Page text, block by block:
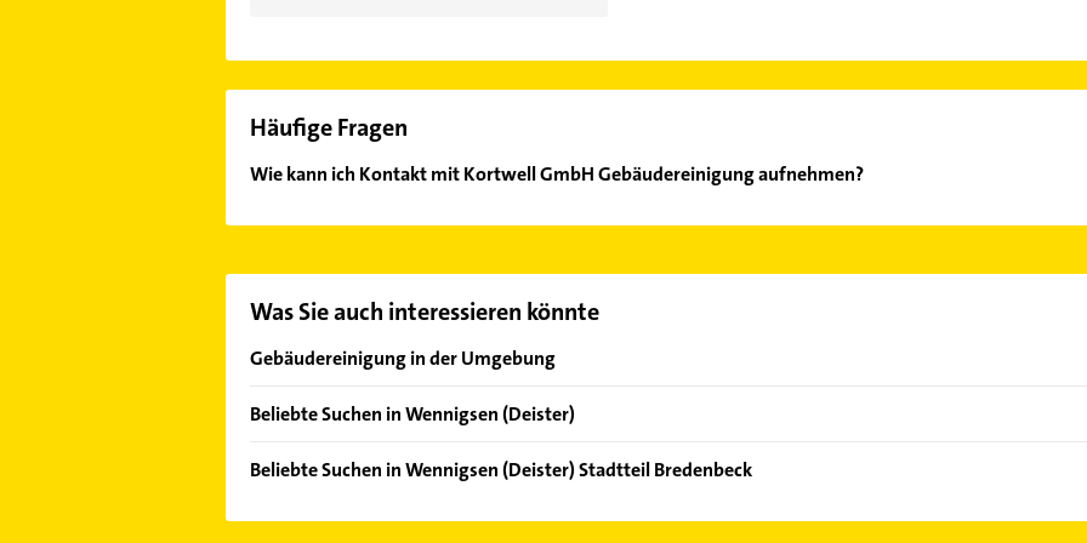
Häufige Fragen
Wie kann ich Kontakt mit Kortwell GmbH Gebäudereinigung aufnehmen?
Was Sie auch interessieren könnte
Gebäudereinigung in der Umgebung
Springe Deister
Ronnenberg
Beliebte Suchen in Wennigsen (Deister)
Physikalische Therapie
Krankengymnastik
Beliebte Suchen in Wennigsen (Deister) Stadtteil Bredenbeck